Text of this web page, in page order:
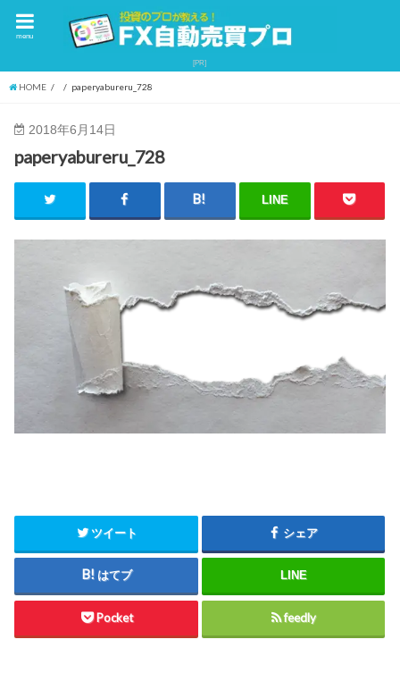
menu
HOME paperyabureru_728
2018年6月14日
paperyabureru_728
LINE
ツイート シェア
はてブ LINE
Pocket feedly